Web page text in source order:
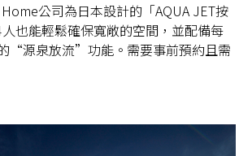
公司為日本設計的「AQUA JET按
也能輕鬆確保寬敞的空間，並配備每
“源泉放流”功能。需要事前預約且需